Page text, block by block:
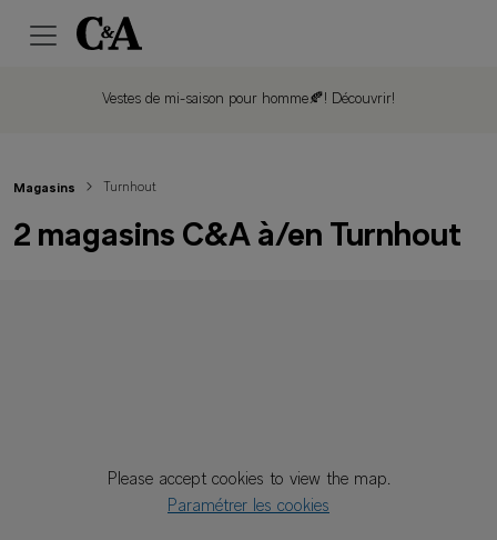
Vestes de mi-saison pour homme🍂! Découvrir!
Please accept cookies to view the map.
Paramétrer les cookies
Magasins Turnhout
2 magasins C&A à/en Turnhout